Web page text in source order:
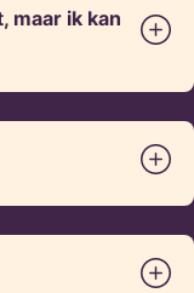
maar ik kan